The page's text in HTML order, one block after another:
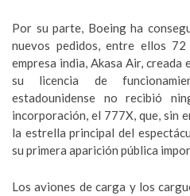
Por su parte, Boeing ha
nuevos pedidos, entre ellos
empresa india, Akasa Air,
su licencia de
estadounidense no recibió
incorporación, el 777X, que, sin
la estrella principal del
su primera aparición pública
Los aviones de carga y los